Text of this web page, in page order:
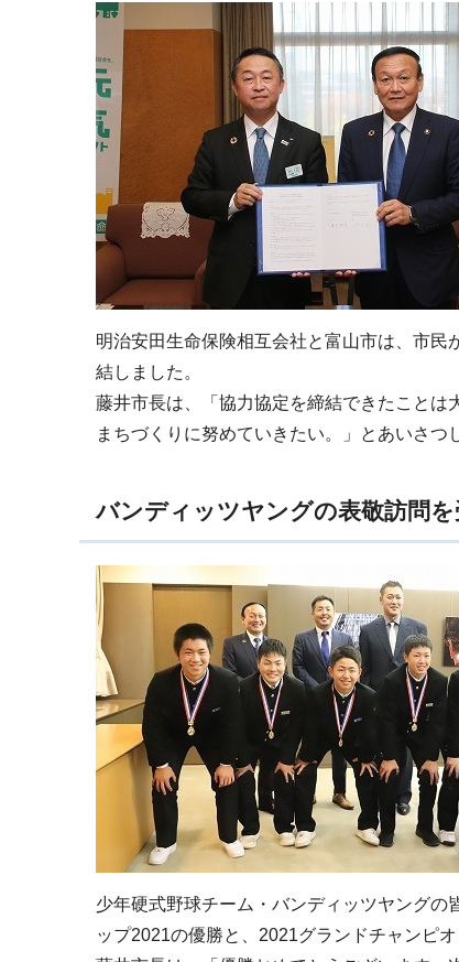
明治安田生命保険相互会社と富山市は、市
結しました。
藤井市長は、「協力協定を締結できたこと
まちづくりに努めていきたい。」とあいさつ
バンディッツヤングの表敬訪問を
少年硬式野球チーム・バンディッツヤング
ップ2021の優勝と、2021グランドチャンピ